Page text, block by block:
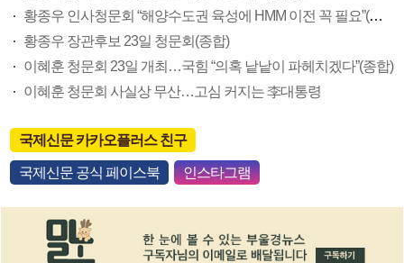
황종우 인사청문회 “해양수도권 육성에 HMM 이전 꼭 필요”(종합)
황종우 장관후보 23일 청문회(종합)
이혜훈 청문회 23일 개최…국힘 “의혹 낱낱이 파헤치겠다”(종합)
이혜훈 청문회 사실상 무산…고심 커지는 李대통령
국제신문 카카오플러스 친구
국제신문 공식 페이스북 인스타그램